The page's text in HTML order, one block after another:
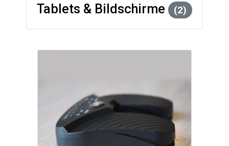
Tablets & Bildschirme (2)